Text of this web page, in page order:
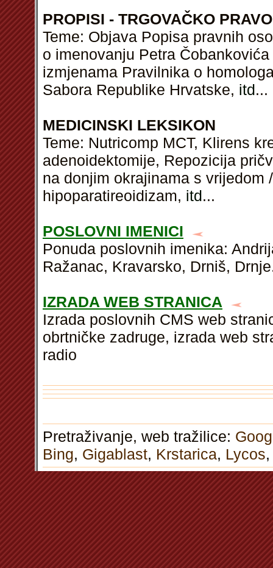
PROPISI - TRGOVAČKO PRAVO
Teme: Objava Popisa pravnih
o imenovanju Petra
izmjenama Pravilnika o
Sabora Republike Hrvatske, itd...
MEDICINSKI LEKSIKON
Teme: Nutricomp MCT, Klirens
adenoidektomije, Repozicija
na donjim okrajinama s
hipoparatireoidizam, itd...
POSLOVNI IMENICI
Ponuda poslovnih imenika:
Ražanac, Kravarsko, Drniš,
IZRADA WEB STRANICA
Izrada poslovnih CMS web
obrtničke zadruge, izrada web
radio
Pretraživanje, web tražilice:
Bing, Gigablast, Krstarica, Lycos